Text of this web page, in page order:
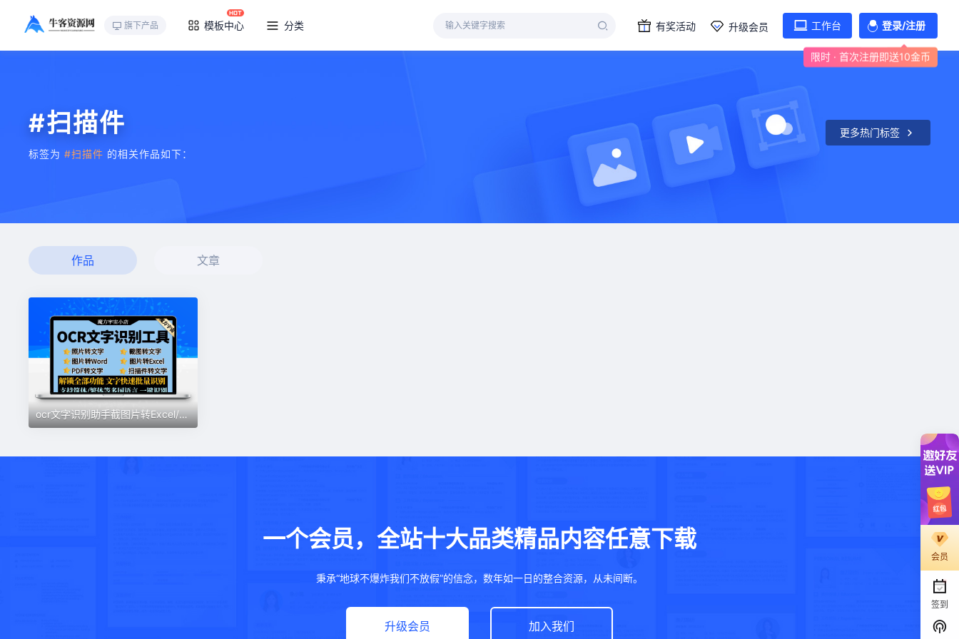
旗下产品 模板中心 分类 有奖活动 升级会员 工作台 登录/注册
限时 · 首次注册即送10金币
#扫描件
标签为 #扫描件 的相关作品如下：
更多热门标签
作品 文章
ocr文字识别助手截图片转Excel/word/pdf批量转换扫描件提取工具
一个会员，全站十大品类精品内容任意下载
秉承“地球不爆炸我们不放假”的信念，数年如一日的整合资源，从未间断。
升级会员 加入我们
会员
签到